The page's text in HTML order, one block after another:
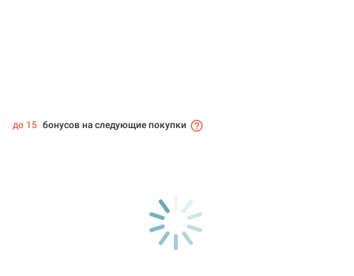
до 15 бонусов на следующие покупки